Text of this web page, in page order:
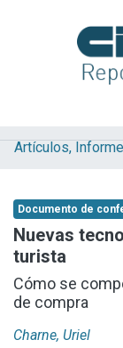
Explorar
Aportar material
Statistics
Documento de
Nuevas
turista
Cómo se
de compra
Charne, Uriel